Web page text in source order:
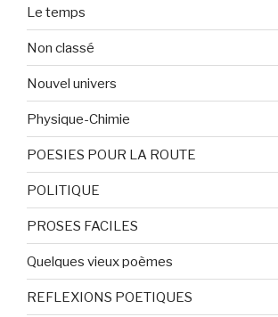
Le temps
Non classé
Nouvel univers
Physique-Chimie
POESIES POUR LA ROUTE
POLITIQUE
PROSES FACILES
Quelques vieux poèmes
REFLEXIONS POETIQUES